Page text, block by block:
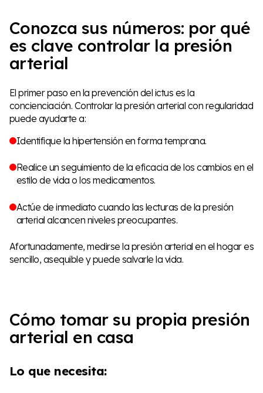
Conozca sus números: por qué
es clave controlar la presión
arterial
El primer paso en la prevención del ictus es la
concienciación. Controlar la presión arterial con regularidad
puede ayudarte a:
Identifique la hipertensión en forma temprana.
Realice un seguimiento de la eficacia de los cambios en el
estilo de vida o los medicamentos.
Actúe de inmediato cuando las lecturas de la presión
arterial alcancen niveles preocupantes.
Afortunadamente, medirse la presión arterial en el hogar es
sencillo, asequible y puede salvarle la vida.
Cómo tomar su propia presión
arterial en casa
Lo que necesita: